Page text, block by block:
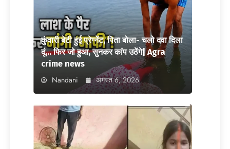
कुंवारी बेटी हुई प्रेग्नेंट, पिता बोला- चलो दवा दिला
दूं… फिर जो हुआ, सुनकर कांप उठेंगे| Agra
crime news
Nandani अगस्त 6, 2026